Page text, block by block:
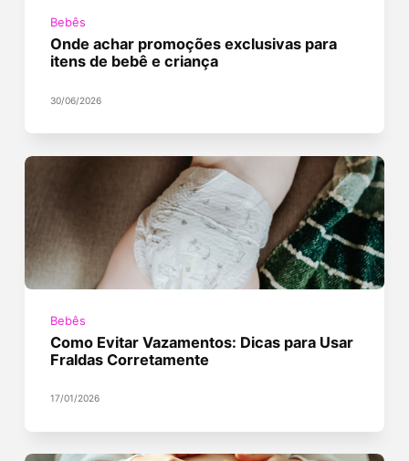
Bebês
Onde achar promoções exclusivas para
itens de bebê e criança
30/06/2026
Bebês
Como Evitar Vazamentos: Dicas para Usar
Fraldas Corretamente
17/01/2026